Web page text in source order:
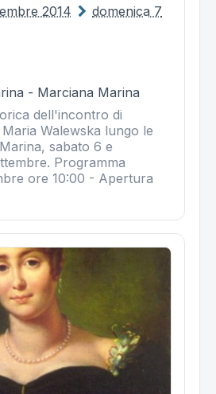
2014
domenica 7
- Marciana Marina
dell'incontro di
Walewska lungo le
sabato 6 e
Programma
ore 10:00 - Apertura